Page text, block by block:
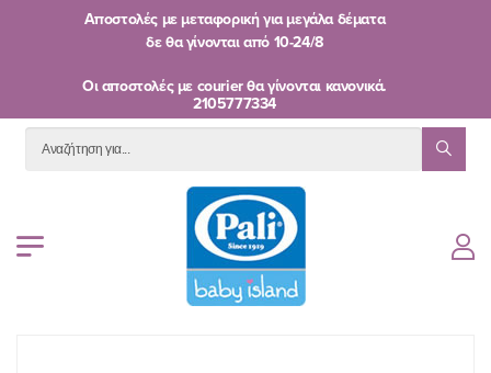
Αποστολές με μεταφορική για μεγάλα δέματα
δε θα γίνονται από 10-24/8
Oι αποστολές με courier θα γίνονται κανονικά.
2105777334